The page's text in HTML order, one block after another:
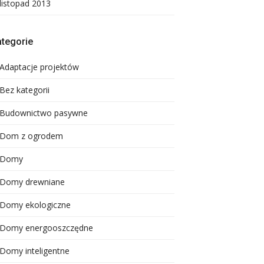
listopad 2013
Adaptacje projektów
Bez kategorii
Budownictwo pasywne
Dom z ogrodem
Domy
Domy drewniane
Domy ekologiczne
Domy energooszczędne
Domy inteligentne